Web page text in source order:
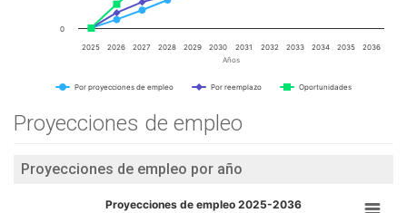
Años
Por proyecciones de empleo Por reemplazo Oportunidades
2025 2026 2027 2028 2029 2030 2031 2032 2033 2034 2035 2036
0
Proyecciones de empleo
Proyecciones de empleo por año
Proyecciones de empleo 2025-2036